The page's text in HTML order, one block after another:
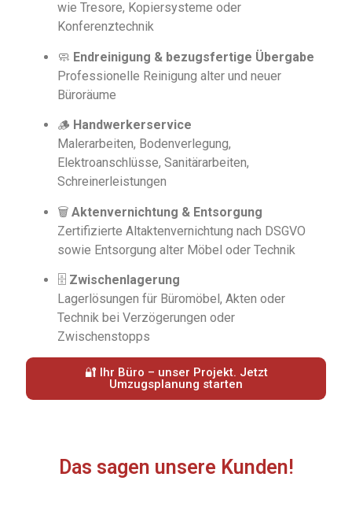
wie Tresore, Kopiersysteme oder
Konferenztechnik
🧼 Endreinigung & bezugsfertige Übergabe
Professionelle Reinigung alter und neuer
Büroräume
🪵 Handwerkerservice
Malerarbeiten, Bodenverlegung,
Elektroanschlüsse, Sanitärarbeiten,
Schreinerleistungen
🗑️ Aktenvernichtung & Entsorgung
Zertifizierte Altaktenvernichtung nach DSGVO
sowie Entsorgung alter Möbel oder Technik
🗄️ Zwischenlagerung
Lagerlösungen für Büromöbel, Akten oder
Technik bei Verzögerungen oder
Zwischenstopps
🔐 Ihr Büro – unser Projekt. Jetzt
Umzugsplanung starten
Das sagen unsere Kunden!